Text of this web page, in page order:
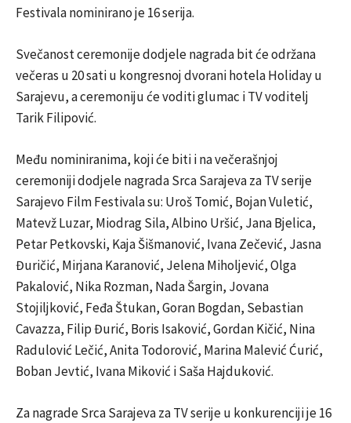
Festivala nominirano je 16 serija.
Svečanost ceremonije dodjele nagrada bit će održana
večeras u 20 sati u kongresnoj dvorani hotela Holiday u
Sarajevu, a ceremoniju će voditi glumac i TV voditelj
Tarik Filipović.
Među nominiranima, koji će biti i na večerašnjoj
ceremoniji dodjele nagrada Srca Sarajeva za TV serije
Sarajevo Film Festivala su: Uroš Tomić, Bojan Vuletić,
Matevž Luzar, Miodrag Sila, Albino Uršić, Jana Bjelica,
Petar Petkovski, Kaja Šišmanović, Ivana Zečević, Jasna
Đuričić, Mirjana Karanović, Jelena Miholjević, Olga
Pakalović, Nika Rozman, Nada Šargin, Jovana
Stojiljković, Feđa Štukan, Goran Bogdan, Sebastian
Cavazza, Filip Đurić, Boris Isaković, Gordan Kičić, Nina
Radulović Lečić, Anita Todorović, Marina Malević Ćurić,
Boban Jevtić, Ivana Miković i Saša Hajduković.
Za nagrade Srca Sarajeva za TV serije u konkurenciji je 16